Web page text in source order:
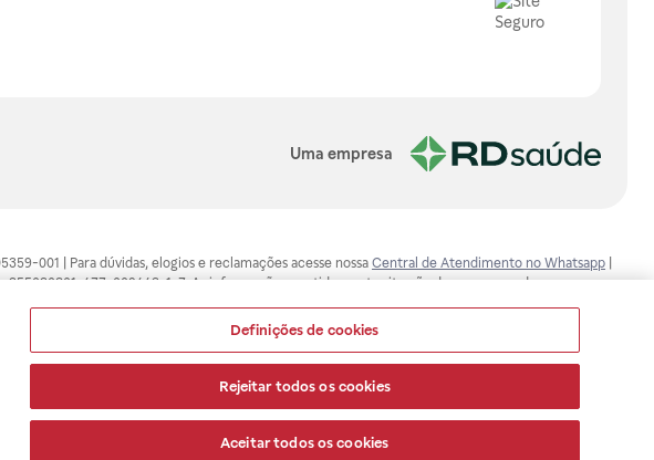
Uma empresa
001 | Para dúvidas, elogios e reclamações acesse nossa Central de Atendimento no Whatsapp
355030801-477-002443-1-7. As informações contidas neste site não devem ser usadas para
apto a diagnosticar qualquer problema de saúde e prescrever o tratamento adequado. Ao
feitas pela internet. Maiores esclarecimentos, consultar o site: www.anvisa.gov.br. A Raia Drogasil
e a segurança dos clientes são compromissos da Raia Drogasil SA. Todos os pedidos
Definições de cookies
Rejeitar todos os cookies
Aceitar todos os cookies